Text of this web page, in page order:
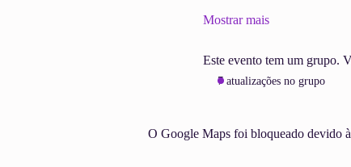
Mostrar mais
Este evento tem um grupo.
7 atualizações no grupo
O Google Maps foi bloqueado devido